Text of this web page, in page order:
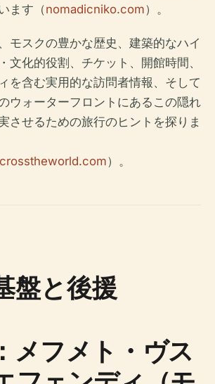
ます（nomadicniko.com）。
モスクの豊かな歴史、建築的なハイ
文化的役割、チケット、開館時間、
を含む実用的な訪問者情報、そして
ウォーターフロントにあるこの隠れ
させるための旅行のヒントを探りま
）。
盤と後援
メフメト・ヴス